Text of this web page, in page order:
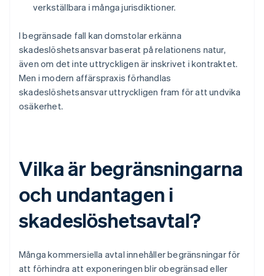
verkställbara i många jurisdiktioner.
I begränsade fall kan domstolar erkänna
skadeslöshetsansvar baserat på relationens natur,
även om det inte uttryckligen är inskrivet i kontraktet.
Men i modern affärspraxis förhandlas
skadeslöshetsansvar uttryckligen fram för att undvika
osäkerhet.
Vilka är begränsningarna
och undantagen i
skadeslöshetsavtal?
Många kommersiella avtal innehåller begränsningar för
att förhindra att exponeringen blir obegränsad eller